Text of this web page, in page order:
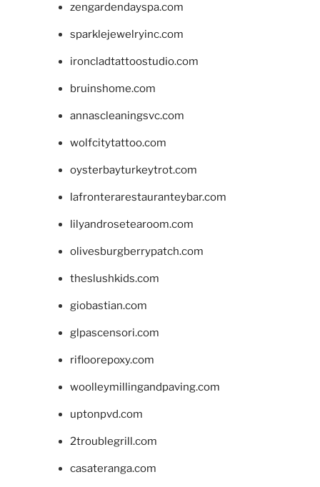
zengardendayspa.com
sparklejewelryinc.com
ironcladtattoostudio.com
bruinshome.com
annascleaningsvc.com
wolfcitytattoo.com
oysterbayturkeytrot.com
lafronterarestauranteybar.com
lilyandrosetearoom.com
olivesburgberrypatch.com
theslushkids.com
giobastian.com
glpascensori.com
rifloorepoxy.com
woolleymillingandpaving.com
uptonpvd.com
2troublegrill.com
casateranga.com